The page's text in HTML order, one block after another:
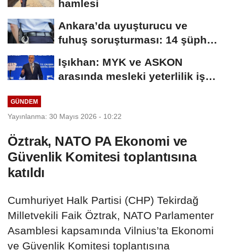
hamlesi
Ankara’da uyuşturucu ve
fuhuş soruşturması: 14 şüpheli
Işıkhan: MYK ve ASKON
arasında mesleki yeterlilik iş
GÜNDEM
Yayınlanma: 30 Mayıs 2026 - 10:22
Öztrak, NATO PA Ekonomi ve
Güvenlik Komitesi toplantısına
katıldı
Cumhuriyet Halk Partisi (CHP) Tekirdağ
Milletvekili Faik Öztrak, NATO Parlamenter
Asamblesi kapsamında Vilnius’ta Ekonomi
ve Güvenlik Komitesi toplantısına